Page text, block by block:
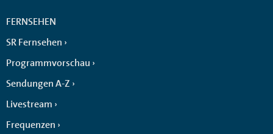
FERNSEHEN
SR Fernsehen
Programmvorschau
Sendungen A-Z
Livestream
Frequenzen